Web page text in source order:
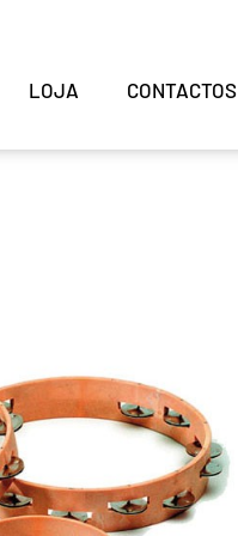
LOJA CONTACTOS